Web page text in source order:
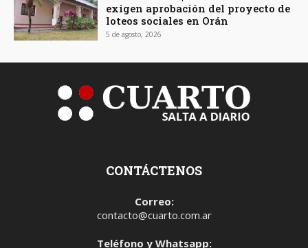
exigen aprobación del proyecto de
loteos sociales en Orán
5 de agosto, 2026
CONTÁCTENOS
Correo:
contacto@cuarto.com.ar
Teléfono y Whatsapp: